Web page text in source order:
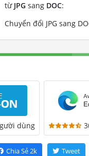
từ JPG sang DOC:
Chuyển đổi JPG sang
dùng
Chia Sẻ2k Tweet